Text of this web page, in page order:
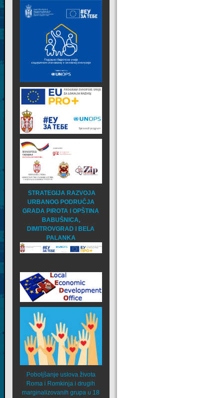
STRATEGIJA RAZVOJA
URBANOG PODRUČJA
GRADA PIROTA I OPŠTINA
BABUŠNICA,
DIMITROVGRAD I BELA
PALANKA
Poboljšanje uslova života
Roma i Romkinja i drugih
marginalizovanih grupa u 18